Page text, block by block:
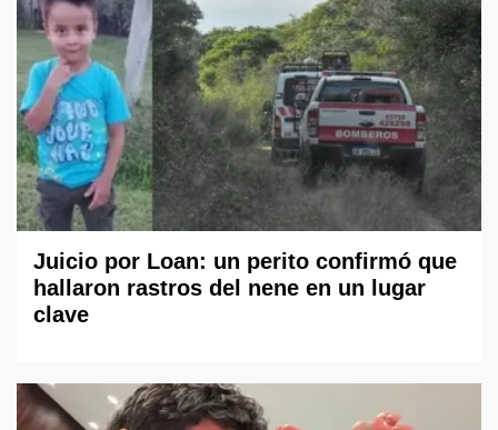
Juicio por Loan: un perito confirmó que
hallaron rastros del nene en un lugar
clave